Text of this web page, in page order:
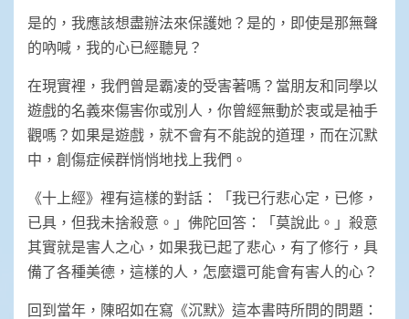
是的，我應該想盡辦法來保護她？是的，即使是那無聲
的吶喊，我的心已經聽見？
在現實裡，我們曾是霸凌的受害著嗎？當朋友和同學以
遊戲的名義來傷害你或別人，你曾經無動於衷或是袖手
觀嗎？如果是遊戲，就不會有不能說的道理，而在沉默
中，創傷症候群悄悄地找上我們。
《十上經》裡有這樣的對話：「我已行悲心定，已修，
已具，但我未捨殺意。」佛陀回答：「莫說此。」殺意
其實就是害人之心，如果我已起了悲心，有了修行，具
備了各種美德，這樣的人，怎麼還可能會有害人的心？
回到當年，陳昭如在寫《沉默》這本書時所問的問題：